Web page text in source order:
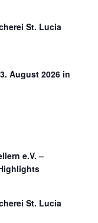
St. Lucia
August 2026 in
e.V. –
St. Lucia